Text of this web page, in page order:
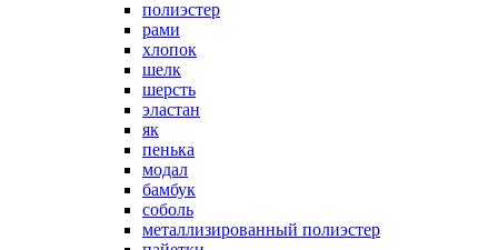
полиэстер
рами
хлопок
шелк
шерсть
эластан
як
пенька
модал
бамбук
соболь
металлизированный полиэстер